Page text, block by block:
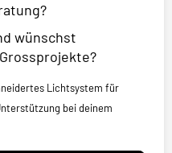
wünschst
Lichtsystem für
bei deinem